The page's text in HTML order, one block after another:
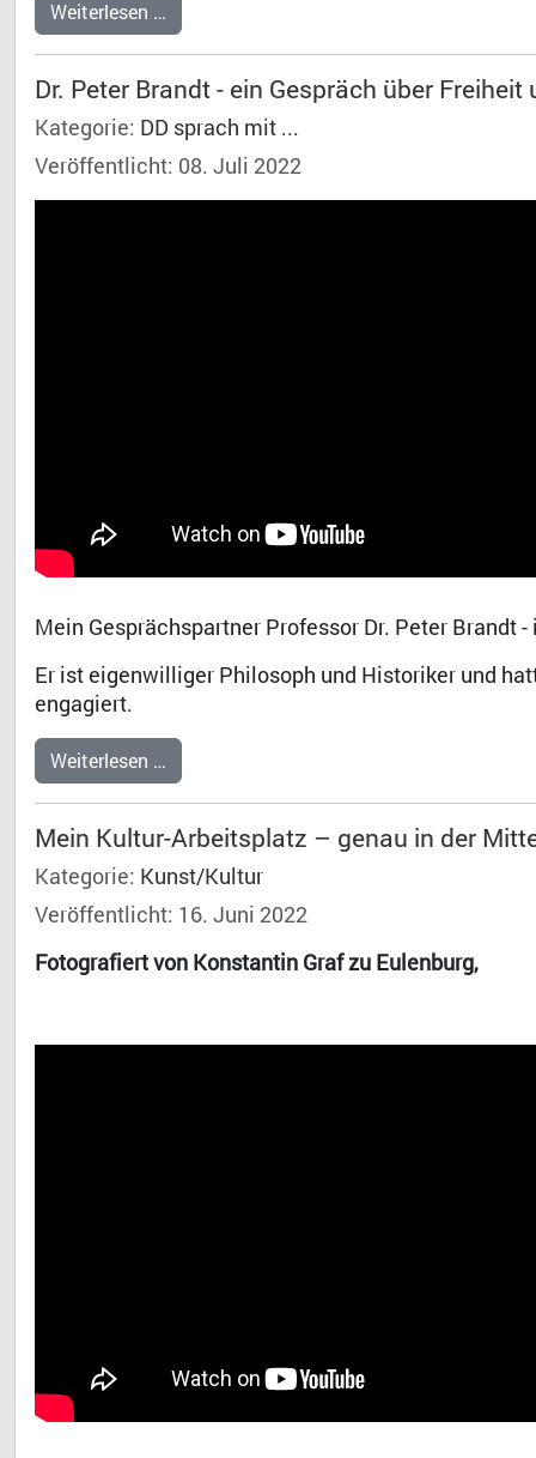
Weiterlesen …
Dr. Peter Brandt - ein Gespräch über Freiheit
Kategorie: DD sprach mit ...
Veröffentlicht: 08. Juli 2022
Mein Gesprächspartner Professor Dr. Peter Brandt
Er ist eigenwilliger Philosoph und Historiker und
engagiert.
Weiterlesen …
Mein Kultur-Arbeitsplatz – genau in der
Kategorie: Kunst/Kultur
Veröffentlicht: 16. Juni 2022
Fotografiert von Konstantin Graf zu Eulenburg,